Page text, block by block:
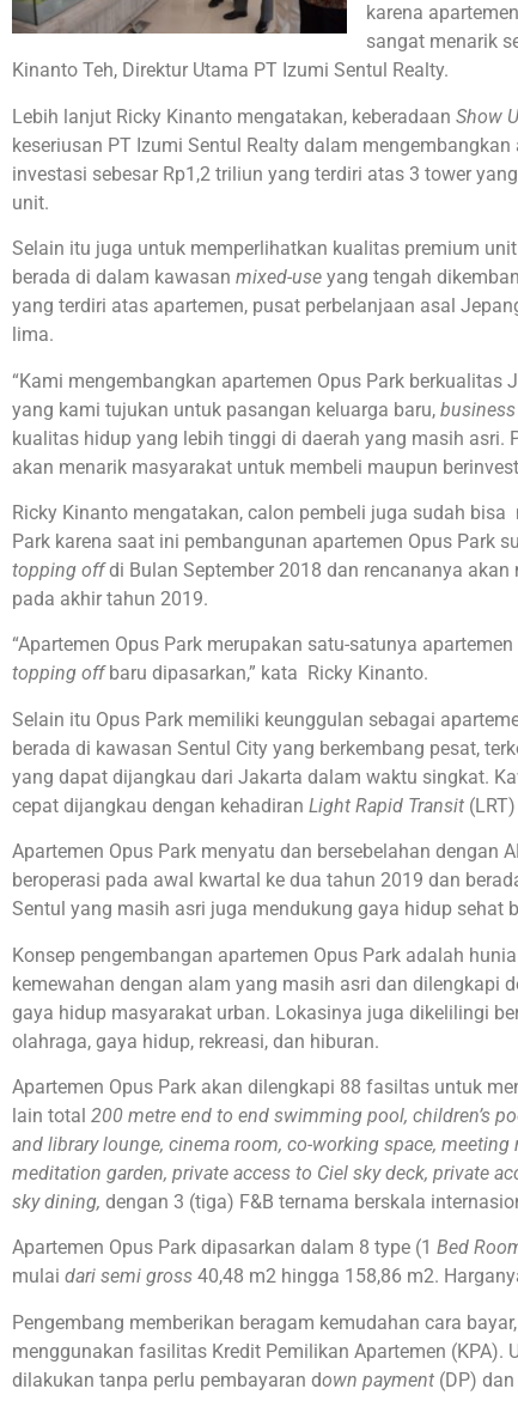
karena
sangat menarik
Kinanto Teh, Direktur Utama PT Izumi Sentul Realty.
Lebih lanjut Ricky Kinanto mengatakan, keberadaan Show U
keseriusan PT Izumi Sentul Realty dalam
investasi sebesar Rp1,2 triliun yang terdiri atas 3 tower
unit.
Selain itu juga untuk memperlihatkan kualitas premium
berada di dalam kawasan mixed-use yang tengah
yang terdiri atas apartemen, pusat perbelanjaan asal
lima.
“Kami mengembangkan apartemen Opus Park
yang kami tujukan untuk pasangan keluarga baru,
kualitas hidup yang lebih tinggi di daerah yang masih asri.
akan menarik masyarakat untuk membeli maupun
Ricky Kinanto mengatakan, calon pembeli juga sudah
Park karena saat ini pembangunan apartemen Opus Park
topping offdi Bulan September 2018 dan rencananya
pada akhir tahun 2019.
“Apartemen Opus Park merupakan satu-satunya
topping offbaru dipasarkan,” kata Ricky Kinanto.
Selain itu Opus Park memiliki keunggulan sebagai
berada di kawasan Sentul City yang berkembang pesat,
yang dapat dijangkau dari Jakarta dalam waktu singkat.
cepat dijangkau dengan kehadiran Light Rapid Transit
Apartemen Opus Park menyatu dan bersebelahan dengan
beroperasi pada awal kwartal ke dua tahun 2019 dan
Sentul yang masih asri juga mendukung gaya hidup sehat
Konsep pengembangan apartemen Opus Park adalah
kemewahan dengan alam yang masih asri dan dilengkapi
gaya hidup masyarakat urban. Lokasinya juga dikelilingi
olahraga, gaya hidup, rekreasi, dan hiburan.
Apartemen Opus Park akan dilengkapi 88 fasiltas untuk
lain total 200 metre end to end swimming pool, children’s
and library lounge, cinema room, co-working space,
meditation garden, private access to Ciel sky deck, private
sky dining, dengan 3 (tiga) F&B ternama berskala
Apartemen Opus Park dipasarkan dalam 8 type (1 Bed
mulai dari semi gross 40,48 m2 hingga 158,86 m2.
Pengembang memberikan beragam kemudahan cara
menggunakan fasilitas Kredit Pemilikan Apartemen (KPA).
dilakukan tanpa perlu pembayaran down payment (DP)